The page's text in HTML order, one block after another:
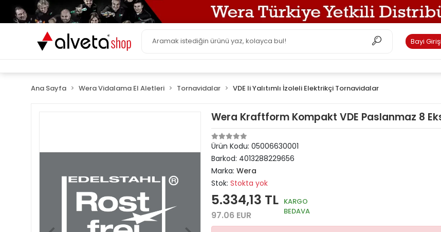
Bayi Girişi
Ana Sayfa Wera Vidalama El Aletleri Tornavidalar VDE li Yalıtımlı İzoleli Elektrikçi Tornavidalar
Wera Kraftform Kompakt VDE Paslanmaz 8
Ürün Kodu: 05006630001
Barkod: 4013288229656
Marka: Wera
Stok: Stokta yok
5.334,13 TL
97.06 EUR
KARGO
BEDAVA